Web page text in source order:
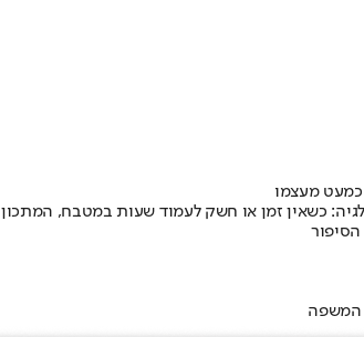
כשאין זמן או חשק לעמוד שעות במטבח,
המשפה